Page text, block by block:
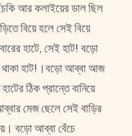
আর কলাইয়ের ডাল ছিল
বিয়ে হলে সেই বিয়ে
হাটে, সেই হাট! বড়ো
থাকা হাট!।বড়ো আব্বা আজ
ঠিক প্রান্তে বানিয়ে
মেজ ছেলে সেই বাড়ির
বড়ো আব্বা বেঁচে